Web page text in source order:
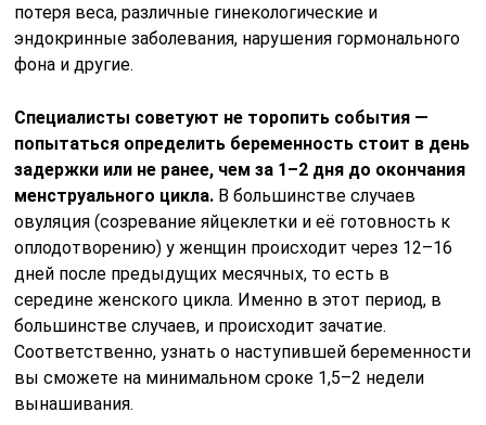
потеря веса, различные гинекологические и
эндокринные заболевания, нарушения гормонального
фона и другие.
Специалисты советуют не торопить события —
попытаться определить беременность стоит в день
задержки или не ранее, чем за 1–2 дня до окончания
менструального цикла. В большинстве случаев
овуляция (созревание яйцеклетки и её готовность к
оплодотворению) у женщин происходит через 12–16
дней после предыдущих месячных, то есть в
середине женского цикла. Именно в этот период, в
большинстве случаев, и происходит зачатие.
Соответственно, узнать о наступившей беременности
вы сможете на минимальном сроке 1,5–2 недели
вынашивания.